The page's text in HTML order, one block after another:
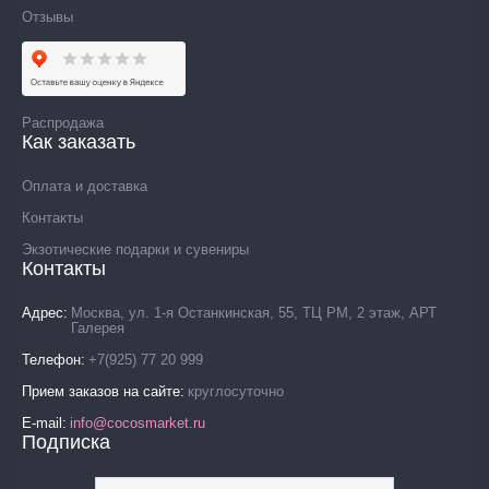
Отзывы
Распродажа
Как заказать
Оплата и доставка
Контакты
Экзотические подарки и сувениры
Контакты
Адрес
Москва, ул. 1-я Останкинская, 55, ТЦ РМ, 2 этаж, АРТ
Галерея
Телефон +7(925) 77 20 999
Прием заказов на сайте круглосуточно
E-mail
info@cocosmarket.ru
Подписка